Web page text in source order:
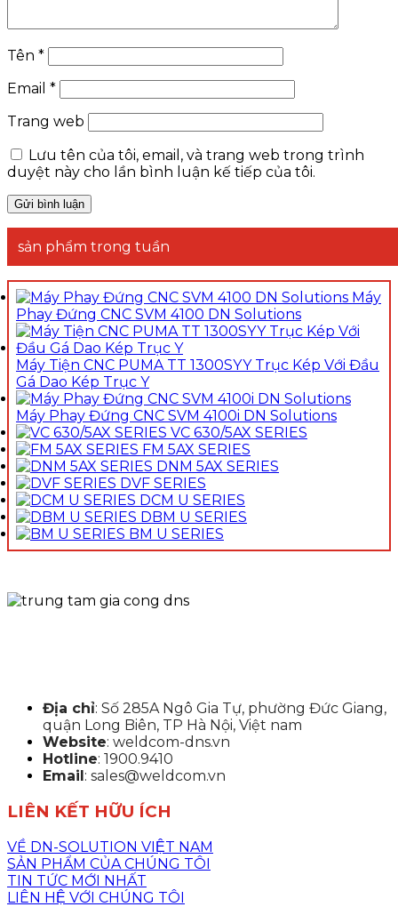
Tên *
Email *
Trang web
Lưu tên của tôi, email, và trang web trong trình
duyệt này cho lần bình luận kế tiếp của tôi.
sản phẩm trong tuần
Máy
Phay Đứng CNC SVM 4100 DN Solutions
Máy Tiện CNC PUMA TT 1300SYY Trục Kép Với Đầu
Gá Dao Kép Trục Y
Máy Phay Đứng CNC SVM 4100i DN Solutions
VC 630/5AX SERIES
FM 5AX SERIES
DNM 5AX SERIES
DVF SERIES
DCM U SERIES
DBM U SERIES
BM U SERIES
Địa chỉ: Số 285A Ngô Gia Tự, phường Đức Giang,
quận Long Biên, TP Hà Nội, Việt nam
Website: weldcom-dns.vn
Hotline: 1900.9410
Email: sales@weldcom.vn
LIÊN KẾT HỮU ÍCH
VỀ DN-SOLUTION VIỆT NAM
SẢN PHẨM CỦA CHÚNG TÔI
TIN TỨC MỚI NHẤT
LIÊN HỆ VỚI CHÚNG TÔI